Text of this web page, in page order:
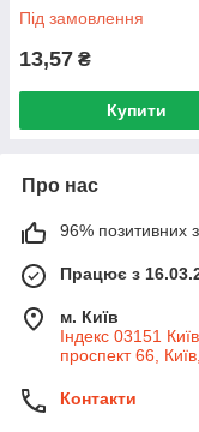
Під замовлення
13,57 ₴
Купити
Про нас
96% позитивних з
Працює з
м. Київ
Індекс 03151
проспект 66,
Контакти